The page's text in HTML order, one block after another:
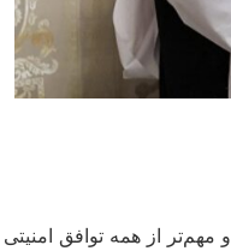
از همه توافق